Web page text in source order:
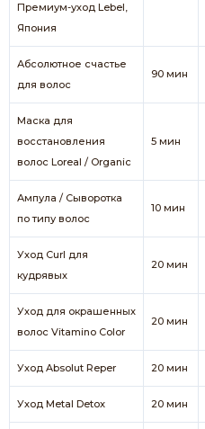
Премиум-уход Lebel,
Япония
Абсолютное счастье
для волос
90 мин
Маска для
восстановления
волос Loreal / Organic
5 мин
Ампула / Сыворотка
по типу волос
10 мин
Уход Curl для
кудрявых
20 мин
Уход для окрашенных
волос Vitamino Color
20 мин
Уход Absolut Reper 20 мин
Уход Metal Detox 20 мин